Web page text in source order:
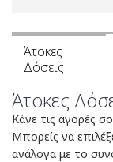
Άτοκες
Δόσεις
Άτοκες
Κάνε τις αγορές
Μπορείς να
ανάλογα με το